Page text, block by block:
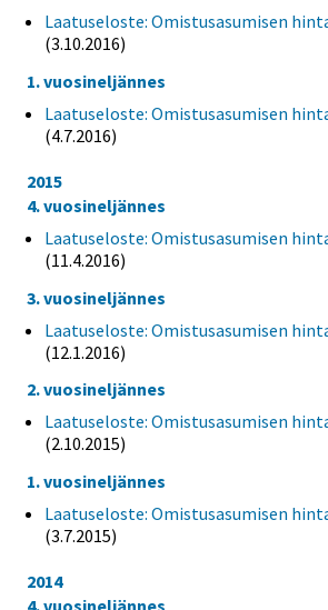
Laatuseloste: Omistusasumisen
(3.10.2016)
1. vuosineljännes
Laatuseloste: Omistusasumisen
(4.7.2016)
2015
4. vuosineljännes
Laatuseloste: Omistusasumisen
(11.4.2016)
3. vuosineljännes
Laatuseloste: Omistusasumisen
(12.1.2016)
2. vuosineljännes
Laatuseloste: Omistusasumisen
(2.10.2015)
1. vuosineljännes
Laatuseloste: Omistusasumisen
(3.7.2015)
2014